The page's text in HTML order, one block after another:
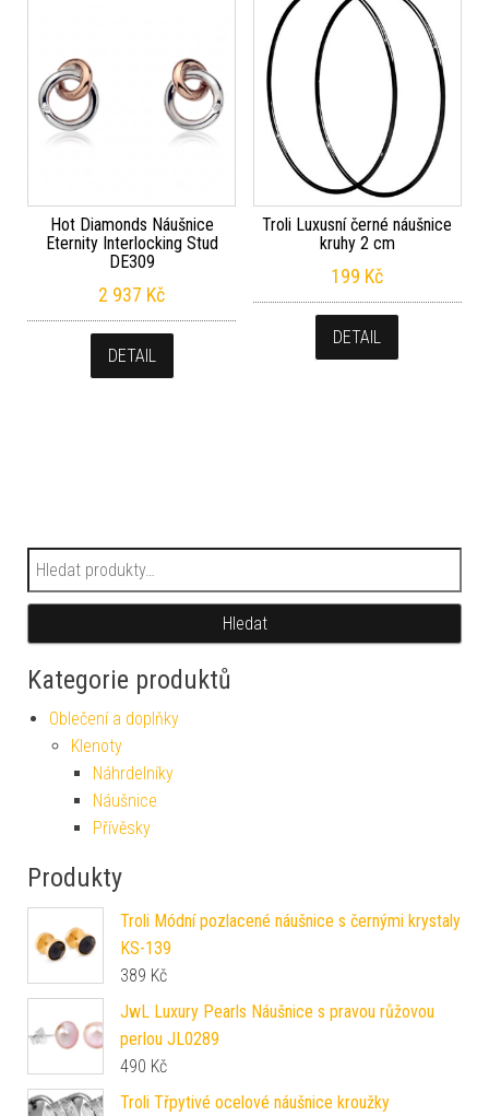
Hot Diamonds Náušnice
Eternity Interlocking Stud
DE309
2 937 Kč
DETAIL
Troli Luxusní černé náušnice
kruhy 2 cm
199 Kč
DETAIL
Hledat:
Hledat
Kategorie produktů
Oblečení a doplňky
Klenoty
Náhrdelníky
Náušnice
Přívěsky
Produkty
Troli Módní pozlacené náušnice s černými krystaly
KS-139
389 Kč
JwL Luxury Pearls Náušnice s pravou růžovou
perlou JL0289
490 Kč
Troli Třpytivé ocelové náušnice kroužky